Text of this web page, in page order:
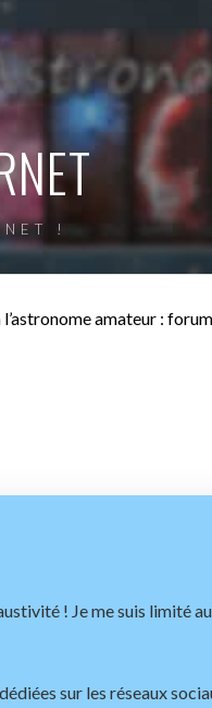
!
amateur :
! Je me suis limité
sur les réseaux